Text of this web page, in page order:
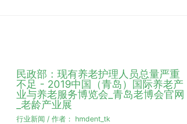
民政部：现有养老护理人员总量严重
不足 - 2019中国（青岛）国际养老产
业与养老服务博览会_青岛老博会官网
_老龄产业展
行业新闻 / 作者： hmdent_tk